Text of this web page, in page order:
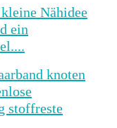
Nähidee
ein